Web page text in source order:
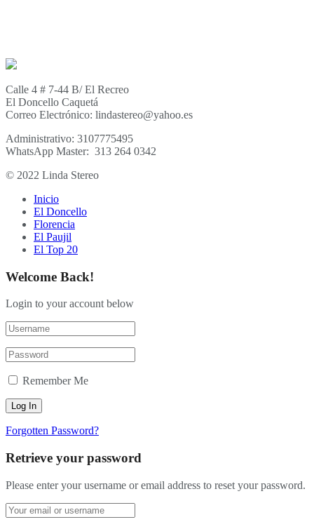
Calle 4 # 7-44 B/ El Recreo
El Doncello Caquetá
Correo Electrónico: lindastereo@yahoo.es
Administrativo: 3107775495
WhatsApp Master: 313 264 0342
© 2022 Linda Stereo
Inicio
El Doncello
Florencia
El Paujil
El Top 20
Welcome Back!
Login to your account below
Remember Me
Forgotten Password?
Retrieve your password
Please enter your username or email address to reset your password.